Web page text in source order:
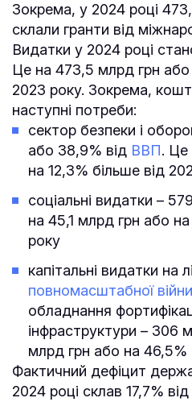
Зокрема, у 2024 році
склали гранти від
Видатки у 2024 році
Це на 473,5 млрд грн або
2023 року. Зокрема,
наступні потреби:
сектор безпеки і
або 38,9% від ВВП. Це
на 12,3% більше від
соціальні видатки –
на 45,1 млрд грн або
року
капітальні видатки на
повномасштабної війни
обладнання
інфраструктури – 306
млрд грн або на 46,5%
​Фактичний дефіцит
2024 році склав 17,7%